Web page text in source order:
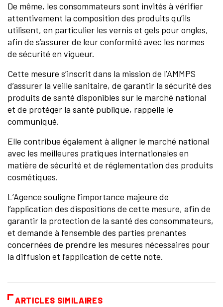
De même, les consommateurs sont invités à vérifier
attentivement la composition des produits qu’ils
utilisent, en particulier les vernis et gels pour ongles,
afin de s’assurer de leur conformité avec les normes
de sécurité en vigueur.
Cette mesure s’inscrit dans la mission de l’AMMPS
d’assurer la veille sanitaire, de garantir la sécurité des
produits de santé disponibles sur le marché national
et de protéger la santé publique, rappelle le
communiqué.
Elle contribue également à aligner le marché national
avec les meilleures pratiques internationales en
matière de sécurité et de réglementation des produits
cosmétiques.
L’Agence souligne l’importance majeure de
l’application des dispositions de cette mesure, afin de
garantir la protection de la santé des consommateurs,
et demande à l’ensemble des parties prenantes
concernées de prendre les mesures nécessaires pour
la diffusion et l’application de cette note.
ARTICLES SIMILAIRES